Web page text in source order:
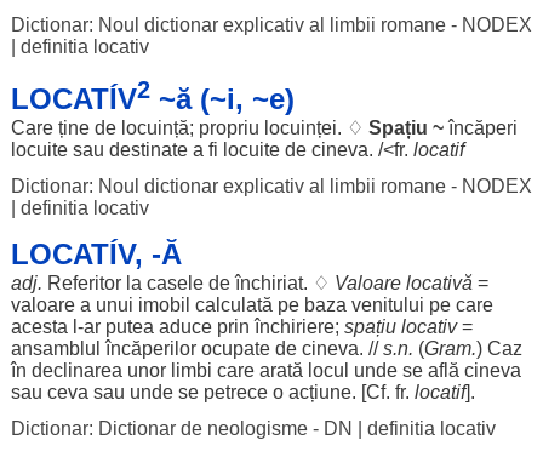
Dictionar: Noul dictionar explicativ al limbii romane - NODEX
definitia locativ
LOCATÍV2~ă (~i, ~e)
Care ține de locuință; propriu locuinței. ♢ Spațiu ~ încăperi
locuitesau destinatea fi locuitede cineva. /<fr. locatif
Dictionar: Noul dictionar explicativ al limbii romane - NODEX
definitia locativ
LOCATÍV, -Ă
adj. Referitorla caseledeînchiriat. ♢ Valoare locativă =
valoarea unui imobil calculată pe baza venitului pe care
acesta l-ar putea aduceprinînchiriere; spațiulocativ=
ansamblul încăperilor ocupatede cineva. //s.n. (Gram.) Caz
în declinarea unor limbi care arată locul unde se află cineva
sau ceva sau unde se petreceo acțiune. [Cf. fr. locatif].
Dictionar: Dictionar de neologisme - DN
definitia locativ